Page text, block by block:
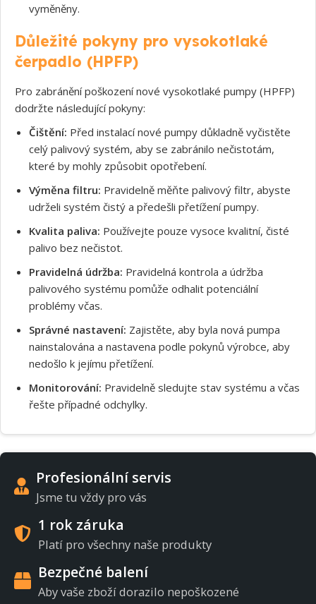
vyměněny.
Důležité pokyny pro vysokotlaké
čerpadlo (HPFP)
Pro zabránění poškození nové vysokotlaké pumpy (HPFP)
dodržte následující pokyny:
Čištění: Před instalací nové pumpy důkladně vyčistěte
celý palivový systém, aby se zabránilo nečistotám,
které by mohly způsobit opotřebení.
Výměna filtru: Pravidelně měňte palivový filtr, abyste
udrželi systém čistý a předešli přetížení pumpy.
Kvalita paliva: Používejte pouze vysoce kvalitní, čisté
palivo bez nečistot.
Pravidelná údržba: Pravidelná kontrola a údržba
palivového systému pomůže odhalit potenciální
problémy včas.
Správné nastavení: Zajistěte, aby byla nová pumpa
nainstalována a nastavena podle pokynů výrobce, aby
nedošlo k jejímu přetížení.
Monitorování: Pravidelně sledujte stav systému a včas
řešte případné odchylky.
Profesionální servis
Jsme tu vždy pro vás
1 rok záruka
Platí pro všechny naše produkty
Bezpečné balení
Aby vaše zboží dorazilo nepoškozené
Souhlasím s GDPR